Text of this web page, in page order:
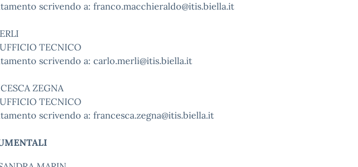
scrivendo a: franco.macchieraldo@itis.biella.it
TECNICO
scrivendo a: carlo.merli@itis.biella.it
ZEGNA
TECNICO
scrivendo a: francesca.zegna@itis.biella.it